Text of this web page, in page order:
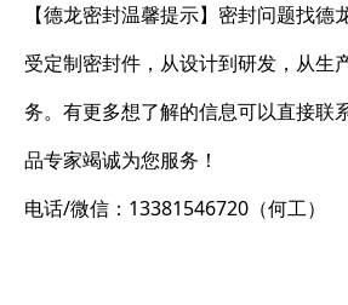
【德龙密封温馨提示】密封问题找德
受定制密封件，从设计到研发，从生
务。有更多想了解的信息可以直接联
品专家竭诚为您服务！
电话/微信：13381546720（何工）